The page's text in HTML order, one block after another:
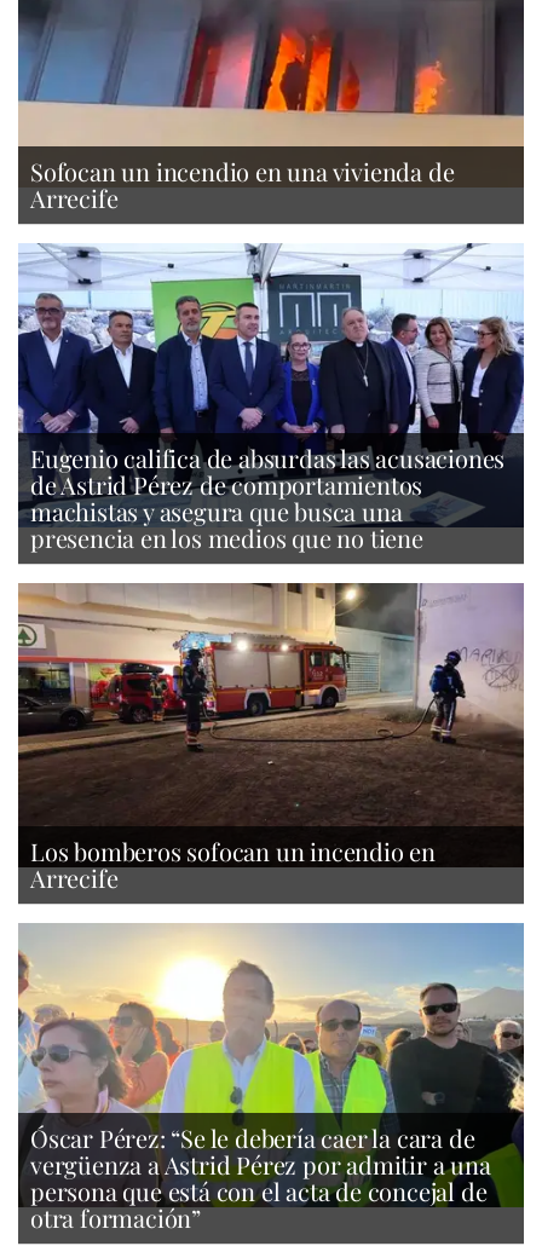
Sofocan un incendio en una vivienda de
Arrecife
Eugenio califica de absurdas las acusaciones
de Astrid Pérez de comportamientos
machistas y asegura que busca una
presencia en los medios que no tiene
Los bomberos sofocan un incendio en
Arrecife
Óscar Pérez: “Se le debería caer la cara de
vergüenza a Astrid Pérez por admitir a una
persona que está con el acta de concejal de
otra formación”